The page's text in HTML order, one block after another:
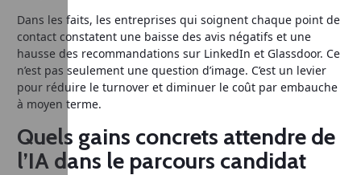
Dans les faits, les entreprises qui soignent chaque point de
contact constatent une baisse des avis négatifs et une
hausse des recommandations sur LinkedIn et Glassdoor. Ce
n’est pas seulement une question d’image. C’est un levier
pour réduire le turnover et diminuer le coût par embauche
à moyen terme.
Quels gains concrets attendre de
l’IA dans le parcours candidat